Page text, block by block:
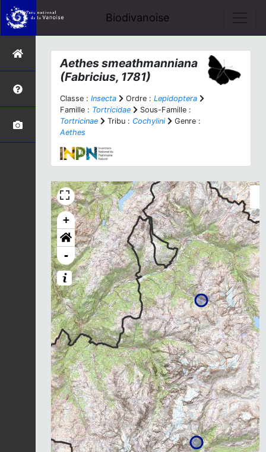
Biodivanoise
Aethes smeathmanniana
(Fabricius, 1781)
Classe : Insecta Ordre : Lepidoptera
Famille : Tortricidae
Sous-Famille :
Tortricinae
Tribu : Cochylini
Genre :
Aethes
+
-